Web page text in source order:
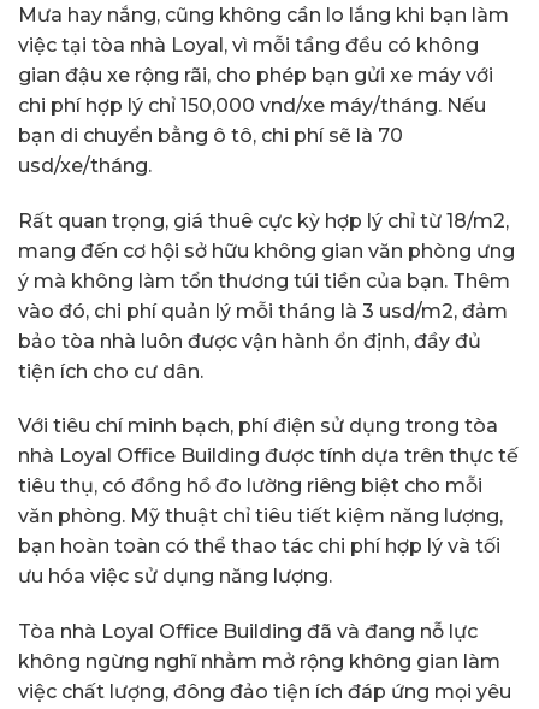
Mưa hay nắng, cũng không cần lo lắng khi bạn làm
việc tại tòa nhà Loyal, vì mỗi tầng đều có không
gian đậu xe rộng rãi, cho phép bạn gửi xe máy với
chi phí hợp lý chỉ 150,000 vnd/xe máy/tháng. Nếu
bạn di chuyển bằng ô tô, chi phí sẽ là 70
usd/xe/tháng.
Rất quan trọng, giá thuê cực kỳ hợp lý chỉ từ 18/m2,
mang đến cơ hội sở hữu không gian văn phòng ưng
ý mà không làm tổn thương túi tiền của bạn. Thêm
vào đó, chi phí quản lý mỗi tháng là 3 usd/m2, đảm
bảo tòa nhà luôn được vận hành ổn định, đầy đủ
tiện ích cho cư dân.
Với tiêu chí minh bạch, phí điện sử dụng trong tòa
nhà Loyal Office Building được tính dựa trên thực tế
tiêu thụ, có đồng hồ đo lường riêng biệt cho mỗi
văn phòng. Mỹ thuật chỉ tiêu tiết kiệm năng lượng,
bạn hoàn toàn có thể thao tác chi phí hợp lý và tối
ưu hóa việc sử dụng năng lượng.
Tòa nhà Loyal Office Building đã và đang nỗ lực
không ngừng nghĩ nhằm mở rộng không gian làm
việc chất lượng, đông đảo tiện ích đáp ứng mọi yêu